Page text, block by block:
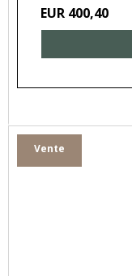
EUR 400,40
Vente